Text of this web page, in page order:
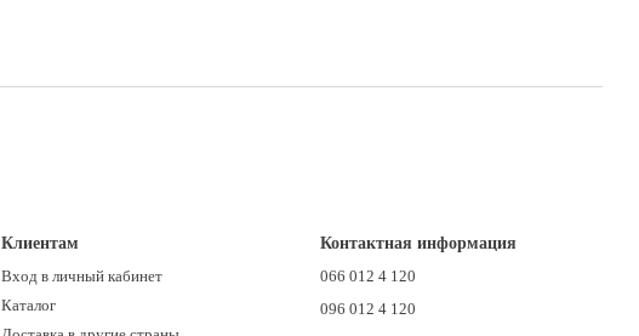
Клиентам
Вход в личный кабинет
Каталог
Контактная информация
066 012 4 120
096 012 4 120